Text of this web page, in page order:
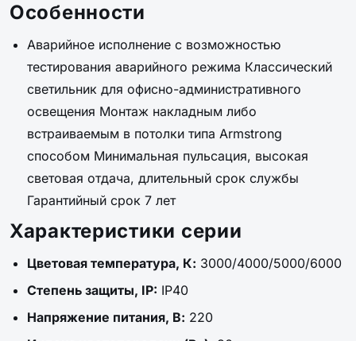
Особенности
Аварийное исполнение с возможностью
тестирования аварийного режима Классический
светильник для офисно-административного
освещения Монтаж накладным либо
встраиваемым в потолки типа Armstrong
способом Минимальная пульсация, высокая
световая отдача, длительный срок службы
Гарантийный срок 7 лет
Характеристики серии
Цветовая температура, К: 3000/4000/5000/6000
Степень защиты, IP: IP40
Напряжение питания, В: 220